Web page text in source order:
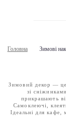
Головна Зимові
Зимовий декор — це
зі
прикрашають
Самоклеючі,
Ідеальні для кафе,